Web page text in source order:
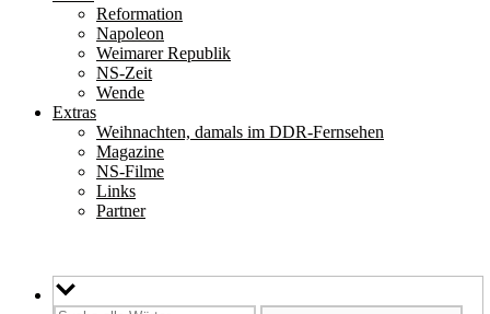
Reformation
Napoleon
Weimarer Republik
NS-Zeit
Wende
Extras
Weihnachten, damals im DDR-Fernsehen
Magazine
NS-Filme
Links
Partner